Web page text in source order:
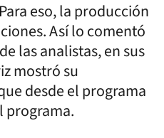
eso, la producción
Así lo comentó
las analistas, en sus
mostró su
desde el programa
programa.